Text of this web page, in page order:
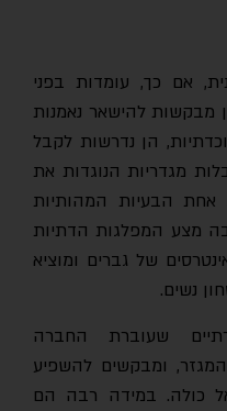
כך, עומדות בפני
להישאר נאמנות
הן נדרשות לקבל
הנוגדות את
הבעיות המהותיות
המפלגות הדתיות
של גברים ומוציא
שעוברת החברה
ומבקשים להשפיע
במידה רבה הם